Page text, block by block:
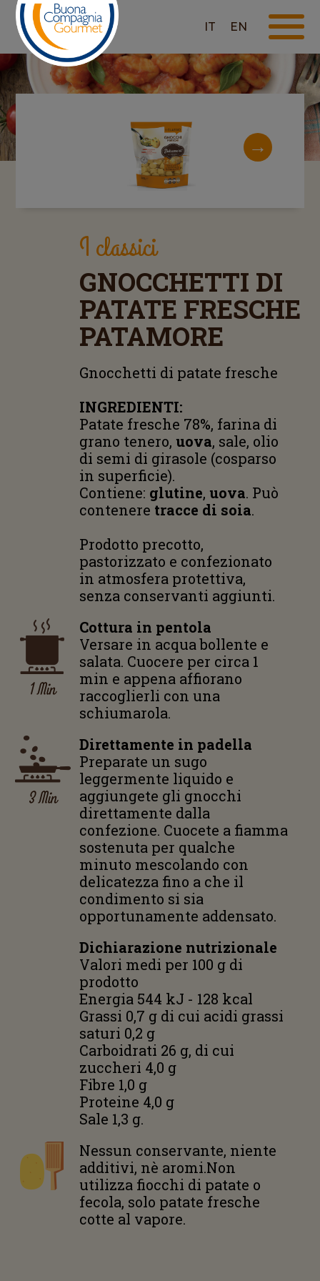
IT EN
I classici
GNOCCHETTI DI
PATATE FRESCHE
PATAMORE
Gnocchetti di patate fresche
INGREDIENTI:
Patate fresche 78%, farina di
grano tenero, uova, sale, olio
di semi di girasole (cosparso
in superficie).
Contiene: glutine, uova. Può
contenere tracce di soia.
Prodotto precotto,
pastorizzato e confezionato
in atmosfera protettiva,
senza conservanti aggiunti.
Cottura in pentola
Versare in acqua bollente e
salata. Cuocere per circa 1
min e appena affiorano
raccoglierli con una
schiumarola.
1 Min
Direttamente in padella
Preparate un sugo
leggermente liquido e
aggiungete gli gnocchi
direttamente dalla
confezione. Cuocete a fiamma
sostenuta per qualche
minuto mescolando con
delicatezza fino a che il
condimento si sia
opportunamente addensato.
3 Min
Dichiarazione nutrizionale
Valori medi per 100 g di
prodotto
Energia 544 kJ - 128 kcal
Grassi 0,7 g di cui acidi grassi
saturi 0,2 g
Carboidrati 26 g, di cui
zuccheri 4,0 g
Fibre 1,0 g
Proteine 4,0 g
Sale 1,3 g.
Nessun conservante, niente
additivi, nè aromi.Non
utilizza fiocchi di patate o
fecola, solo patate fresche
cotte al vapore.